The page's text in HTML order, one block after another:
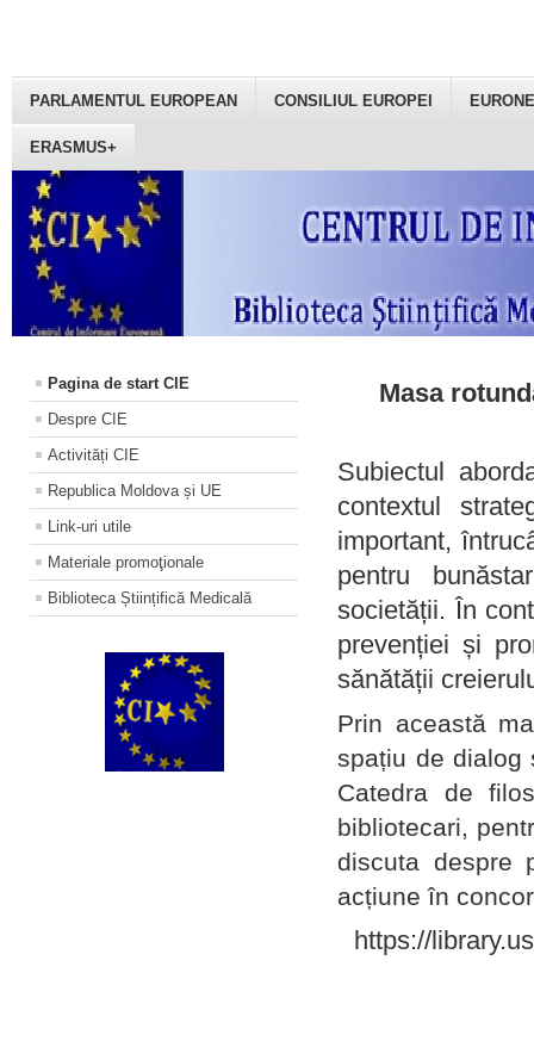
PARLAMENTUL EUROPEAN CONSILIUL EUROPEI
ERASMUS+
Pagina de start CIE
Despre CIE
Activități CIE
Republica Moldova și UE
Link-uri utile
Materiale promoţionale
Biblioteca Științifică Medicală
Masa
Subiectul
contextul
important,
pentru
societății. În
prevenției și
sănătății
Prin această
spațiu de dialog
Catedra de
bibliotecari,
discuta despre
acțiune în
https://